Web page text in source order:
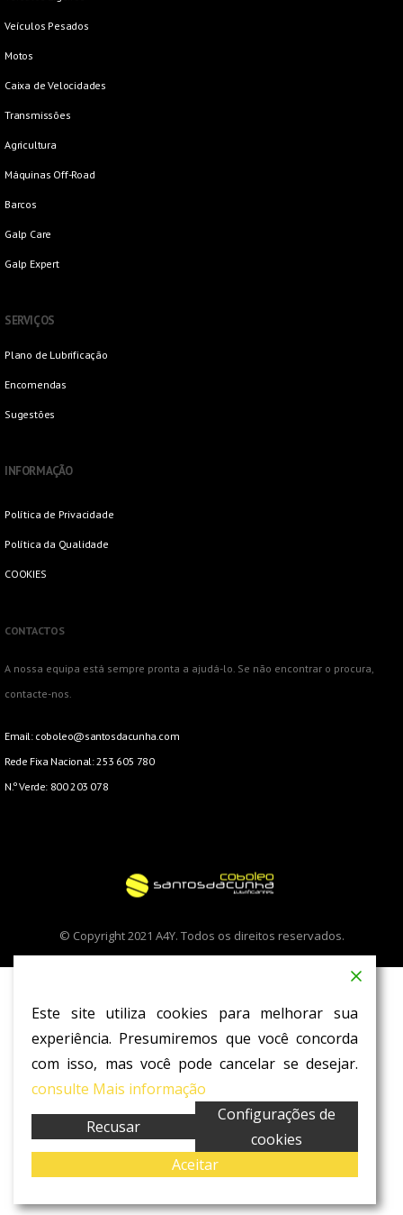
Veículos Pesados
Motos
Caixa de Velocidades
Transmissões
Agricultura
Máquinas Off-Road
Barcos
Galp Care
Galp Expert
SERVIÇOS
Plano de Lubrificação
Encomendas
Sugestões
INFORMAÇÃO
Política de Privacidade
Política da Qualidade
COOKIES
CONTACTOS
A nossa equipa está sempre pronta a ajudá-lo. Se não encontrar o procura,
contacte-nos.
Email: coboleo@santosdacunha.com
Rede Fixa Nacional: 253 605 780
N.º Verde: 800 203 078
© Copyright 2021 A4Y. Todos os direitos reservados.
Este site utiliza cookies para melhorar sua
experiência. Presumiremos que você concorda
com isso, mas você pode cancelar se desejar.
consulte Mais informação
Recusar
Configurações de
cookies
Aceitar